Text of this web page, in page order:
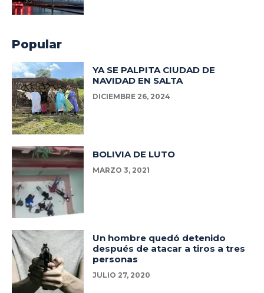
Popular
YA SE PALPITA CIUDAD DE
NAVIDAD EN SALTA
DICIEMBRE 26, 2024
BOLIVIA DE LUTO
MARZO 3, 2021
Un hombre quedó detenido
después de atacar a tiros a tres
personas
JULIO 27, 2020